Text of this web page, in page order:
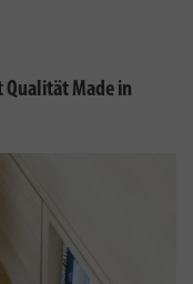
Qualität Made in